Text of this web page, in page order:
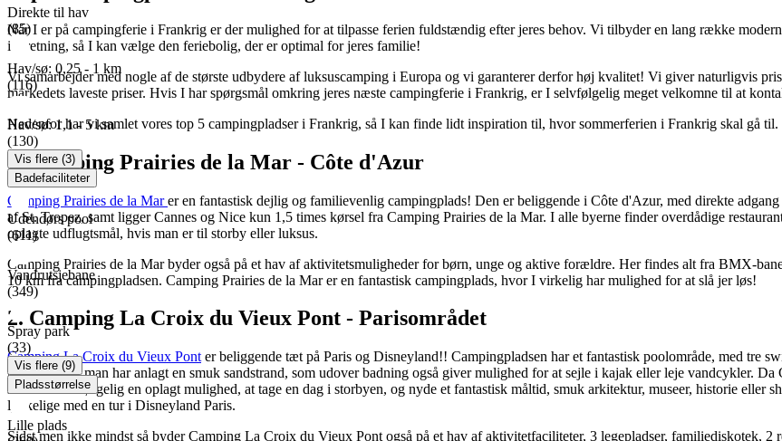
Når I er på campingferie i Frankrig er der mulighed for at tilpasse ferien fuldstændig efter jeres behov. Vi tilbyder en lang række
indretning, så I kan vælge den feriebolig, der er optimal for jeres familie!
Vi samarbejder med nogle af de største udbydere af luksuscamping i Europa og vi garanterer derfor høj kvalitet! Vi giver naturligvis
markedets laveste priser. Hvis I har spørgsmål omkring jeres næste campingferie i Frankrig, er I selvfølgelig meget velkomne til at
Nedenfor har vi samlet vores top 5 campingpladser i Frankrig, så I kan finde lidt inspiration til, hvor sommerferien i Frankrig skal gå til.
1. Camping Prairies de la Mar - Côte d'Azur
Camping Prairies de la Marer en fantastisk dejlig og familievenlig campingplads! Den er beliggende i Côte d'Azur, med direkte
af St. Tropez, samt ligger Cannes og Nice kun 1,5 times kørsel fra Camping Prairies de la Mar. I alle byerne finder overdådige
oplagte udflugtsmål, hvis man er til storby eller luksus.
Camping Prairies de la Mar byder også på et hav af aktivitetsmuligheder for børn, unge og aktive forældre. Her findes alt fra BMX-
10 km fra campingpladsen. Camping Prairies de la Mar er en fantastisk campingplads, hvor I virkelig har mulighed for at slå jer løs!
2. Camping La Croix du Vieux Pont - Parisområdet
Camping La Croix du Vieux Pont er beliggende tæt på Paris og Disneyland!! Campingpladsen har et fantastisk poolområde, med tre
badesø, hvor man har anlagt en smuk sandstrand, som udover badning også giver mulighed for at sejle i kajak eller leje vandcykler.
så er det selvfølgelig en oplagt mulighed, at tage en dag i storbyen, og nyde et fantastisk måltid, smuk arkitektur, museer, historie eller
lykkelige med en tur i Disneyland Paris.
Sidst men ikke mindst så byder Camping La Croix du Vieux Pont også på et hav af aktivitetfaciliteter, 3 legepladser, familiediskotek, 2
Direkte til hav
(85)
Hav/sø: 0,25 - 1 km
(116)
Hav/sø: 1,1 - 5 km
(130)
Vis flere (3)
Badefaciliteter
Udendørs pool
(611)
Vandrutsjebane
(349)
Spray park
(33)
Vis flere (9)
Pladsstørrelse
Lille plads